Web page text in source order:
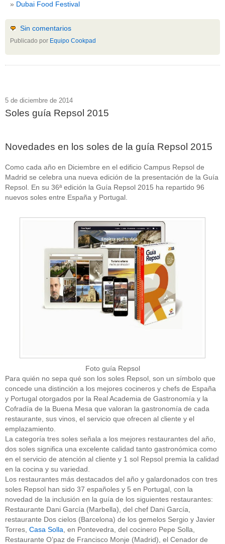
Dubai Food Festival
Sin comentarios
Publicado por Equipo Cookpad
5 de diciembre de 2014
Soles guía Repsol 2015
Novedades en los soles de la guía Repsol 2015
Como cada año en Diciembre en el edificio Campus Repsol de
Madrid se celebra una nueva edición de la presentación de la Guía
Repsol. En su 36ª edición la Guía Repsol 2015 ha repartido 96
nuevos soles entre España y Portugal.
Foto guía Repsol
Para quién no sepa qué son los soles Repsol, son un símbolo que
concede una distinción a los mejores cocineros y chefs de España
y Portugal otorgados por la Real Academia de Gastronomía y la
Cofradía de la Buena Mesa que valoran la gastronomía de cada
restaurante, sus vinos, el servicio que ofrecen al cliente y el
emplazamiento.
La categoría tres soles señala a los mejores restaurantes del año,
dos soles significa una excelente calidad tanto gastronómica como
en el servicio de atención al cliente y 1 sol Repsol premia la calidad
en la cocina y su variedad.
Los restaurantes más destacados del año y galardonados con tres
soles Repsol han sido 37 españoles y 5 en Portugal, con la
novedad de la inclusión en la guía de los siguientes restaurantes:
Restaurante Dani García (Marbella), del chef Dani García,
restaurante Dos cielos (Barcelona) de los gemelos Sergio y Javier
Torres, Casa Solla , en Pontevedra, del cocinero Pepe Solla,
Restaurante O’paz de Francisco Monje (Madrid), el Cenador de